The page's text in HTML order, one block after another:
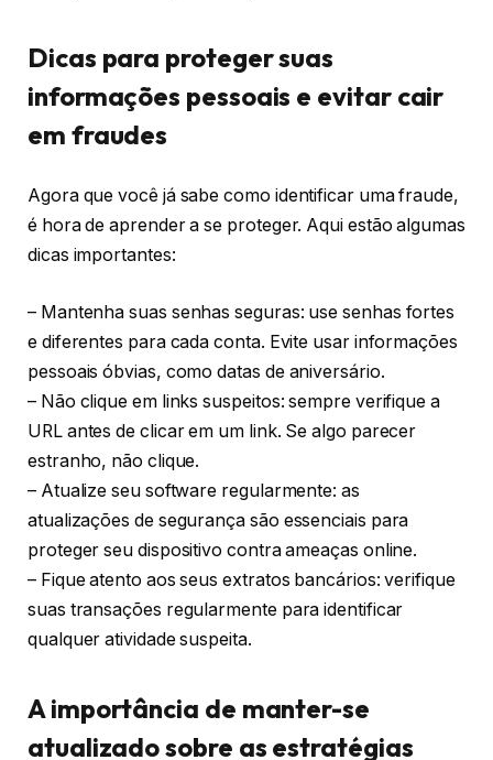
Dicas para proteger suas
informações pessoais e evitar cair
em fraudes
Agora que você já sabe como identificar uma fraude,
é hora de aprender a se proteger. Aqui estão algumas
dicas importantes:
– Mantenha suas senhas seguras: use senhas fortes
e diferentes para cada conta. Evite usar informações
pessoais óbvias, como datas de aniversário.
– Não clique em links suspeitos: sempre verifique a
URL antes de clicar em um link. Se algo parecer
estranho, não clique.
– Atualize seu software regularmente: as
atualizações de segurança são essenciais para
proteger seu dispositivo contra ameaças online.
– Fique atento aos seus extratos bancários: verifique
suas transações regularmente para identificar
qualquer atividade suspeita.
A importância de manter-se
atualizado sobre as estratégias